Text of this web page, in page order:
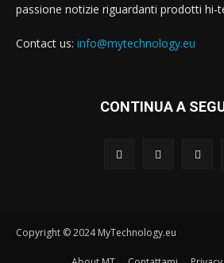
passione notizie riguardanti prodotti hi-
Contact us: info@mytechnology.eu
CONTINUA A
Copyright © 2024 MyTechnology.eu